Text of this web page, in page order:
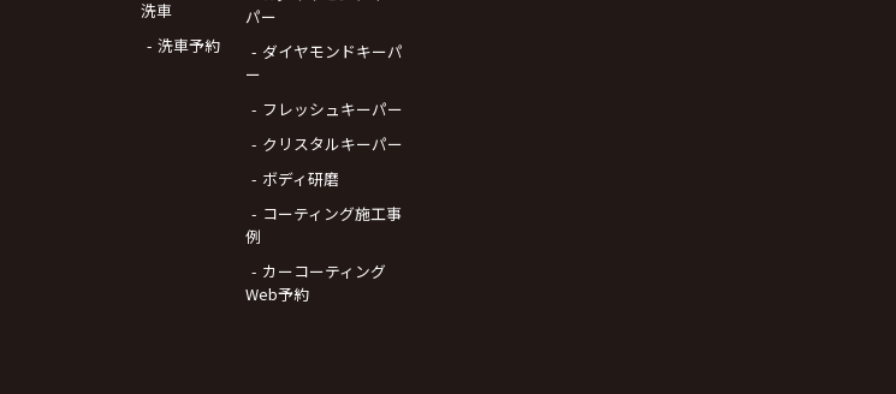
洗車
洗車予約
パー
ダイヤモンドキーパ
ー
フレッシュキーパー
クリスタルキーパー
ボディ研磨
コーティング施工事
例
カーコーティング
Web予約